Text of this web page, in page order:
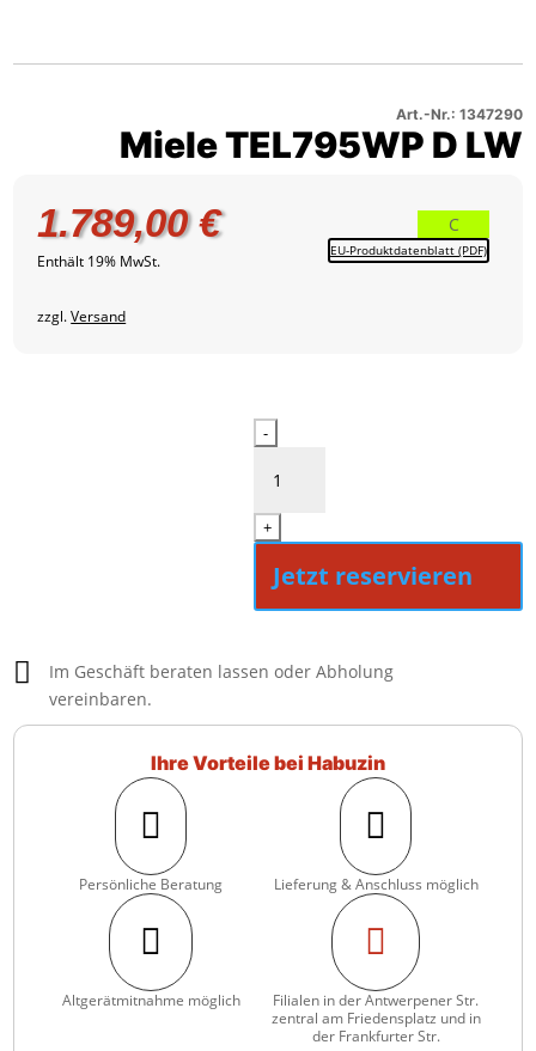
2
–
Produktbild
4
Art.-Nr.: 1347290
Miele TEL795WP D LW
1.789,00€
Enthält 19% MwSt.
zzgl.Versand
C
EU-Produktdatenblatt (PDF)
Miele
LW
Menge
-
+
Jetzt reservieren

Im Geschäft beraten lassen oder Abholung
vereinbaren.
Ihre Vorteile bei Habuzin

Persönliche Beratung

Lieferung & Anschluss möglich

Altgerätmitnahme möglich

Filialen in der Antwerpener Str.
zentral am Friedensplatz und in
der Frankfurter Str.